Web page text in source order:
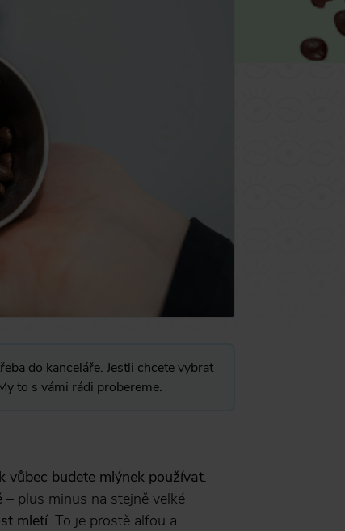
do kanceláře. Jestli chcete vybrat
to s vámi rádi probereme.
vůbec budete mlýnek používat.
– plus minus na stejně velké
mletí. To je prostě alfou a